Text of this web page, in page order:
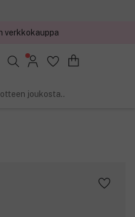
hinnat
joukosta..